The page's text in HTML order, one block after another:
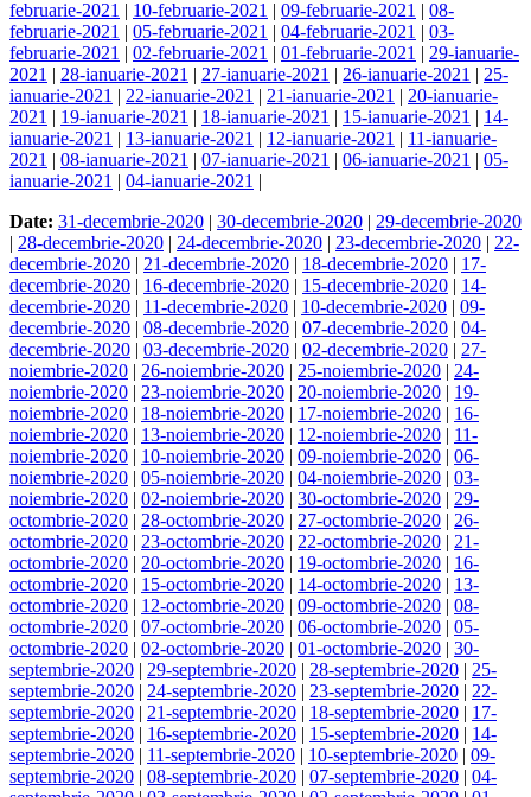
februarie-2021 | 10-februarie-2021 | 09-februarie-2021 | 08-
februarie-2021 | 05-februarie-2021 | 04-februarie-2021 | 03-
februarie-2021 | 02-februarie-2021 | 01-februarie-2021 | 29-ianuarie-
2021 | 28-ianuarie-2021 | 27-ianuarie-2021 | 26-ianuarie-2021 | 25-
ianuarie-2021 | 22-ianuarie-2021 | 21-ianuarie-2021 | 20-ianuarie-
2021 | 19-ianuarie-2021 | 18-ianuarie-2021 | 15-ianuarie-2021 | 14-
ianuarie-2021 | 13-ianuarie-2021 | 12-ianuarie-2021 | 11-ianuarie-
2021 | 08-ianuarie-2021 | 07-ianuarie-2021 | 06-ianuarie-2021 | 05-
ianuarie-2021 | 04-ianuarie-2021 |
Date: 31-decembrie-2020 | 30-decembrie-2020 | 29-decembrie-2020
| 28-decembrie-2020 | 24-decembrie-2020 | 23-decembrie-2020 | 22-
decembrie-2020 | 21-decembrie-2020 | 18-decembrie-2020 | 17-
decembrie-2020 | 16-decembrie-2020 | 15-decembrie-2020 | 14-
decembrie-2020 | 11-decembrie-2020 | 10-decembrie-2020 | 09-
decembrie-2020 | 08-decembrie-2020 | 07-decembrie-2020 | 04-
decembrie-2020 | 03-decembrie-2020 | 02-decembrie-2020 | 27-
noiembrie-2020 | 26-noiembrie-2020 | 25-noiembrie-2020 | 24-
noiembrie-2020 | 23-noiembrie-2020 | 20-noiembrie-2020 | 19-
noiembrie-2020 | 18-noiembrie-2020 | 17-noiembrie-2020 | 16-
noiembrie-2020 | 13-noiembrie-2020 | 12-noiembrie-2020 | 11-
noiembrie-2020 | 10-noiembrie-2020 | 09-noiembrie-2020 | 06-
noiembrie-2020 | 05-noiembrie-2020 | 04-noiembrie-2020 | 03-
noiembrie-2020 | 02-noiembrie-2020 | 30-octombrie-2020 | 29-
octombrie-2020 | 28-octombrie-2020 | 27-octombrie-2020 | 26-
octombrie-2020 | 23-octombrie-2020 | 22-octombrie-2020 | 21-
octombrie-2020 | 20-octombrie-2020 | 19-octombrie-2020 | 16-
octombrie-2020 | 15-octombrie-2020 | 14-octombrie-2020 | 13-
octombrie-2020 | 12-octombrie-2020 | 09-octombrie-2020 | 08-
octombrie-2020 | 07-octombrie-2020 | 06-octombrie-2020 | 05-
octombrie-2020 | 02-octombrie-2020 | 01-octombrie-2020 | 30-
septembrie-2020 | 29-septembrie-2020 | 28-septembrie-2020 | 25-
septembrie-2020 | 24-septembrie-2020 | 23-septembrie-2020 | 22-
septembrie-2020 | 21-septembrie-2020 | 18-septembrie-2020 | 17-
septembrie-2020 | 16-septembrie-2020 | 15-septembrie-2020 | 14-
septembrie-2020 | 11-septembrie-2020 | 10-septembrie-2020 | 09-
septembrie-2020 | 08-septembrie-2020 | 07-septembrie-2020 | 04-